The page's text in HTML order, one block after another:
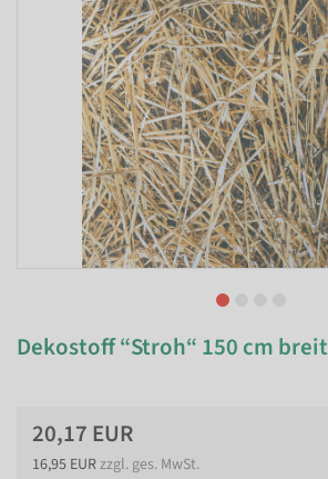
Dekostoff “Stroh“ 150 cm breit
20,17 EUR
16,95 EURzzgl. ges. MwSt.